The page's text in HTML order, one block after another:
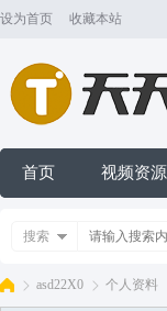
设为首页 收藏本站
首页 视频资源
搜索
asd22X0 个人资料